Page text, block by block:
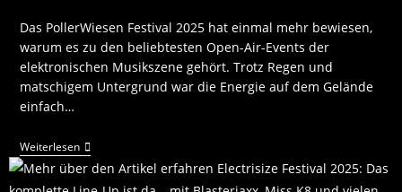
Das PollerWiesen Festival 2025 hat einmal mehr bewiesen,
warum es zu den beliebtesten Open-Air-Events der
elektronischen Musikszene gehört. Trotz Regen und
matschigem Untergrund war die Energie auf dem Gelände
einfach…
Weiterlesen